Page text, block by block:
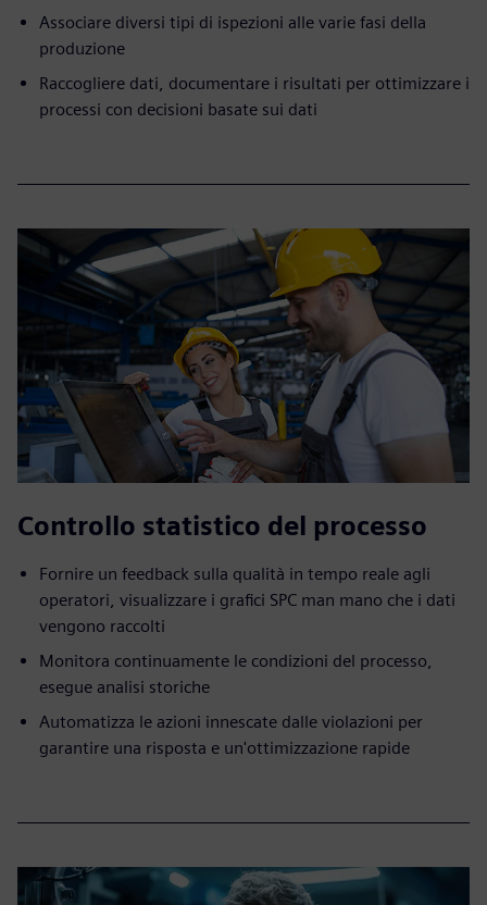
Associare diversi tipi di ispezioni alle varie fasi della
produzione
Raccogliere dati, documentare i risultati per ottimizzare i
processi con decisioni basate sui dati
Controllo statistico del processo
Fornire un feedback sulla qualità in tempo reale agli
operatori, visualizzare i grafici SPC man mano che i dati
vengono raccolti
Monitora continuamente le condizioni del processo,
esegue analisi storiche
Automatizza le azioni innescate dalle violazioni per
garantire una risposta e un'ottimizzazione rapide